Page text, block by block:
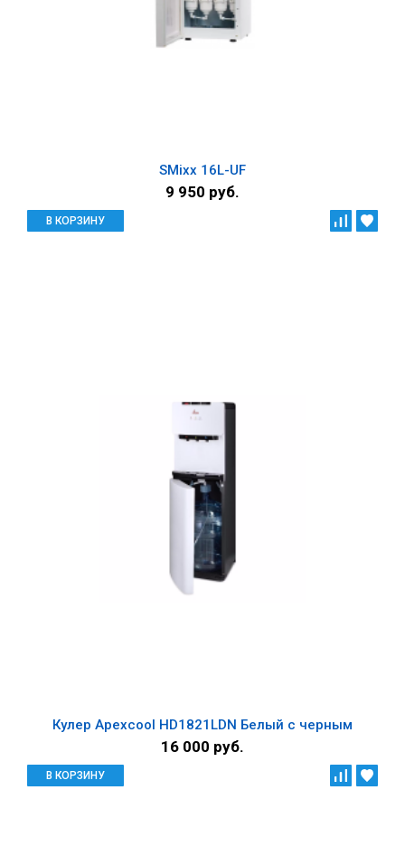
SMixx 16L-UF
9 950 руб.
В КОРЗИНУ
Кулер Apexcool HD1821LDN Белый с черным
16 000 руб.
В КОРЗИНУ